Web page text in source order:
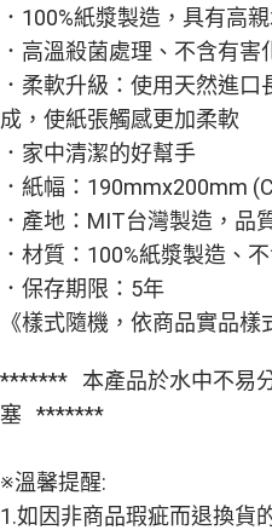
成交易。
3.實際核准額度、可分期數及費用金
4.訂單成立30分鐘內，如未前往確認
消。如遇「轉專審核」未通過狀況，
法說明評估內容。
【繳款方式說明】
1.分期款項不併入電信帳單，「大哥
醒簡訊。
2.透過簡訊連結打開帳單後，可選擇
帳／街口支付／iPASS MONEY」等
【注意事項】
1.本服務係由「台灣大哥大股份有限
買賣價金債權讓與本公司後，依約使
資料（包含姓名、電話或地址）提供
由本公司與您本人進行分期帳單所需
3.完整用戶服務條款，請詳閱以下連結
【關於「AFTEE先享後付」】
AFTEE先享後付是「在收到商品之後
便利好安心！
１．簡單：不需註冊會員、不需綁卡
２．便利：只要手機號碼，簡訊認證
３．安心：先確認商品／服務後，再付
【「AFTEE先享後付」結帳流程】
１．於結帳方式選擇「AFTEE先享後
結帳頁面，進行簡訊認證並確認金額
２．訂單成立數日內，您將收到繳費
３．收到繳費通知簡訊後14天內，點
※ 請注意：結帳手續完成當下不需立
購買商品的店家。未經商家同意取消
後付繳納相關費用。
是否繳費成功／繳費後需取消欲退款
１．透過由恩沛科技股份有限公司提
易，需依本服務之必要範圍內提供個
權轉讓予恩沛科技股份有限公司。
ATM付款
運送方式
免運優惠
免運費
．100%紙漿製造，具有高
．高溫殺菌處理、不含有害
．柔軟升級：使用天然進
成，使紙張觸感更加柔軟
．家中清潔的好幫手
．紙幅：190mmx200mm
．產地：MIT台灣製造，品
．材質：100%紙漿製造、
．保存期限：5年
《樣式隨機，依商品實品樣
******* 本產品於水中不易
塞 *******
※溫馨提醒:
1.如因非商品瑕疵而退換貨